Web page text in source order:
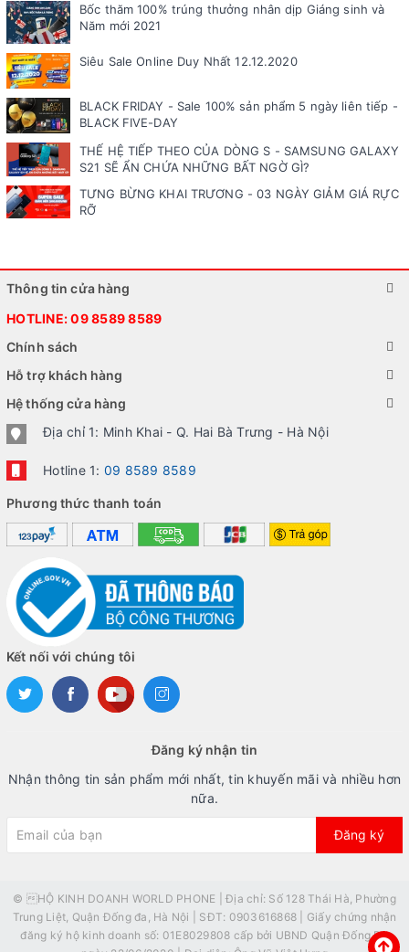
Bốc thăm 100% trúng thưởng nhân dịp Giáng sinh và
Năm mới 2021
Siêu Sale Online Duy Nhất 12.12.2020
BLACK FRIDAY - Sale 100% sản phẩm 5 ngày liên tiếp -
BLACK FIVE-DAY
THẾ HỆ TIẾP THEO CỦA DÒNG S - SAMSUNG GALAXY
S21 SẼ ẨN CHỨA NHỮNG BẤT NGỜ GÌ?
TƯNG BỪNG KHAI TRƯƠNG - 03 NGÀY GIẢM GIÁ RỰC
RỠ
Thông tin cửa hàng
HOTLINE:09 8589 8589
Chính sách
Hỗ trợ khách hàng
Hệ thống cửa hàng
Địa chỉ 1: Minh Khai - Q. Hai Bà Trưng - Hà Nội
Hotline 1: 09 8589 8589
Phương thức thanh toán
Kết nối với chúng tôi
Đăng ký nhận tin
Nhận thông tin sản phẩm mới nhất, tin khuyến mãi và nhiều hơn
nữa.
Đăng ký
© HỘ KINH DOANH WORLD PHONE | Địa chỉ: Số 128 Thái Hà, Phường
Trung Liệt, Quận Đống đa, Hà Nội | SĐT: 0903616868 | Giấy chứng nhận
đăng ký hộ kinh doanh số: 01E8029808 cấp bởi UBND Quận Đống Đa